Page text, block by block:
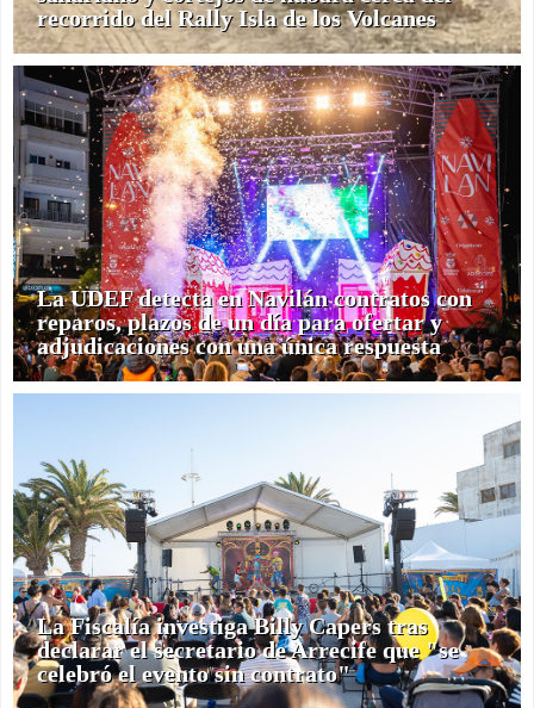
recorrido del Rally Isla de los Volcanes
La UDEF detecta en Navilán contratos con
reparos, plazos de un día para ofertar y
adjudicaciones con una única respuesta
La Fiscalía investiga Billy Capers tras
declarar el secretario de Arrecife que "se
celebró el evento sin contrato"